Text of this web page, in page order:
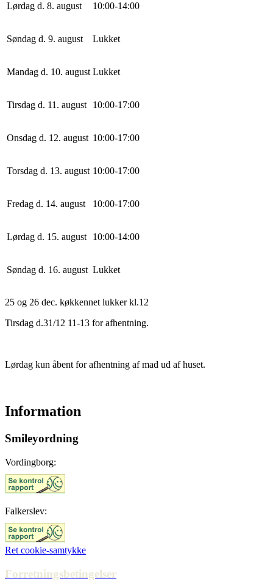
Lørdag d. 8. august 10:00-14:00
Søndag d. 9. august Lukket
Mandag d. 10. august Lukket
Tirsdag d. 11. august 10:00-17:00
Onsdag d. 12. august 10:00-17:00
Torsdag d. 13. august 10:00-17:00
Fredag d. 14. august 10:00-17:00
Lørdag d. 15. august 10:00-14:00
Søndag d. 16. august Lukket
25 og 26 dec. køkkennet lukker kl.12
Tirsdag d.31/12 11-13 for afhentning.
Lørdag kun åbent for afhentning af mad ud af huset.
Information
Smileyordning
Vordingborg:
Falkerslev:
Ret cookie-samtykke
Forretningsbetingelser